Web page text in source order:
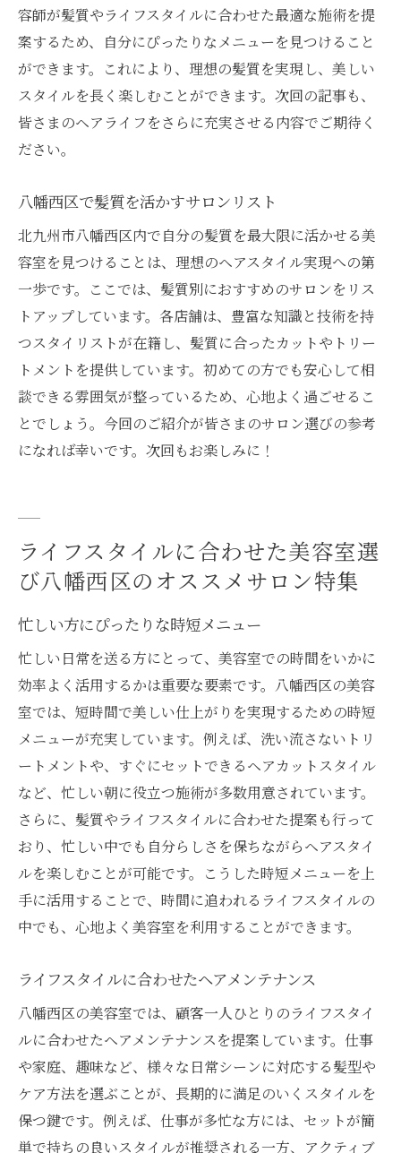
容師が髪質やライフスタイルに合わせた最適な施術を提
案するため、自分にぴったりなメニューを見つけること
ができます。これにより、理想の髪質を実現し、美しい
スタイルを長く楽しむことができます。次回の記事も、
皆さまのヘアライフをさらに充実させる内容でご期待く
ださい。
八幡西区で髪質を活かすサロンリスト
北九州市八幡西区内で自分の髪質を最大限に活かせる美
容室を見つけることは、理想のヘアスタイル実現への第
一歩です。ここでは、髪質別におすすめのサロンをリス
トアップしています。各店舗は、豊富な知識と技術を持
つスタイリストが在籍し、髪質に合ったカットやトリー
トメントを提供しています。初めての方でも安心して相
談できる雰囲気が整っているため、心地よく過ごせるこ
とでしょう。今回のご紹介が皆さまのサロン選びの参考
になれば幸いです。次回もお楽しみに！
ライフスタイルに合わせた美容室選
び八幡西区のオススメサロン特集
忙しい方にぴったりな時短メニュー
忙しい日常を送る方にとって、美容室での時間をいかに
効率よく活用するかは重要な要素です。八幡西区の美容
室では、短時間で美しい仕上がりを実現するための時短
メニューが充実しています。例えば、洗い流さないトリ
ートメントや、すぐにセットできるヘアカットスタイル
など、忙しい朝に役立つ施術が多数用意されています。
さらに、髪質やライフスタイルに合わせた提案も行って
おり、忙しい中でも自分らしさを保ちながらヘアスタイ
ルを楽しむことが可能です。こうした時短メニューを上
手に活用することで、時間に追われるライフスタイルの
中でも、心地よく美容室を利用することができます。
ライフスタイルに合わせたヘアメンテナンス
八幡西区の美容室では、顧客一人ひとりのライフスタイ
ルに合わせたヘアメンテナンスを提案しています。仕事
や家庭、趣味など、様々な日常シーンに対応する髪型や
ケア方法を選ぶことが、長期的に満足のいくスタイルを
保つ鍵です。例えば、仕事が多忙な方には、セットが簡
単で持ちの良いスタイルが推奨される一方、アクティブ